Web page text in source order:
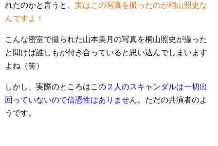
れたのかと言うと、 実はこの写真を撮ったのが桐山照史な
んですよ！
こんな密室で撮られた山本美月の写真を桐山照史が撮った
と聞けば誰しもが付き合っていると思い込んでしまいます
よね（笑）
しかし、実際のところはこの ２人のスキャンダルは一切出
回っていないので信憑性はありません。 ただの共演者のよ
うです。